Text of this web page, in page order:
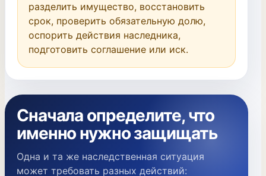
разделить имущество, восстановить
срок, проверить обязательную долю,
оспорить действия наследника,
подготовить соглашение или иск.
Сначала определите, что
именно нужно защищать
Одна и та же наследственная ситуация
может требовать разных действий: